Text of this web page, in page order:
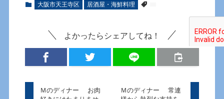
大阪市天王寺区 居酒屋・海鮮料理
よかったらシェアしてね！
Ｍのディナー お肉
Ｍのディナー 常連